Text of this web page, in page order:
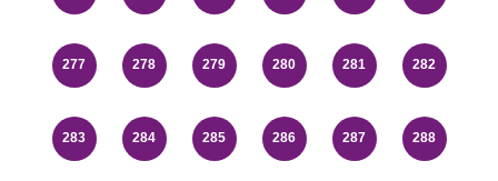
277 278 279 280 281 282
283 284 285 286 287 288